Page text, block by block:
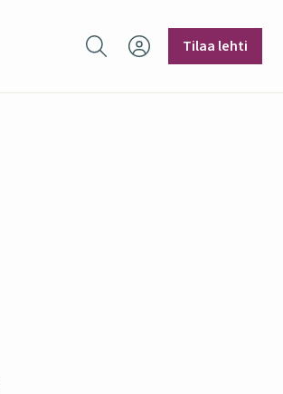
Hae sivustolta
Tilaa lehti